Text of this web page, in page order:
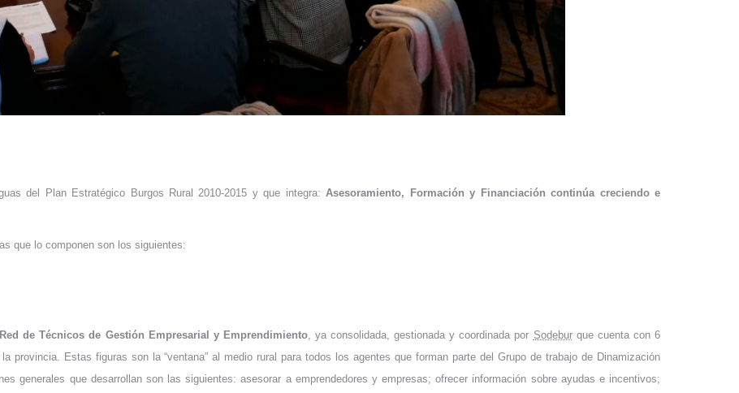
del Plan Estratégico Burgos Rural 2010-2015 y que integra: Asesoramiento, Formación y Financiación continúa creciendo e
que lo componen son los siguientes:
Red de Técnicos de Gestión Empresarial y Emprendimiento, ya consolidada, gestionada y coordinada por Sodeburque cuenta con 6
Estas figuras son la “ventana” al medio rural para todos los agentes que forman parte del Grupo de trabajo de Dinamización
generales que desarrollan son las siguientes: asesorar a emprendedores y empresas; ofrecer información sobre ayudas e incentivos;